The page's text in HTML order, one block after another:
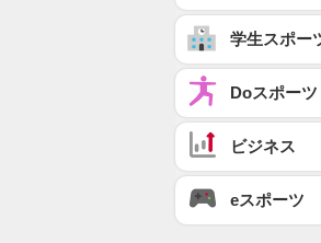
学生スポー
Doスポーツ
ビジネス
eスポーツ